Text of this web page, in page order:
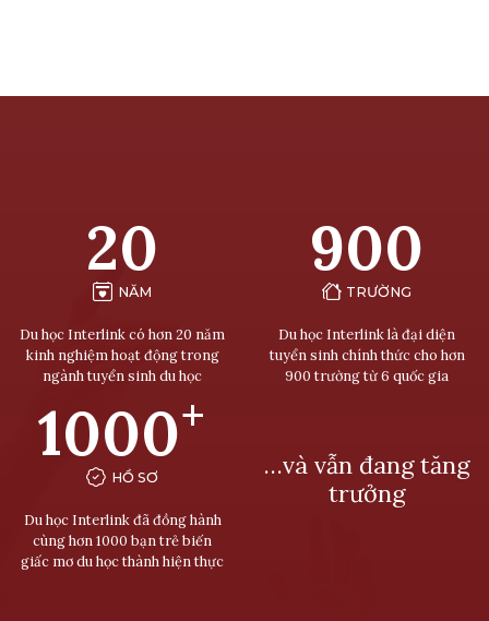
20
NĂM
Du học Interlink có hơn 20 năm
kinh nghiệm hoạt động trong
ngành tuyển sinh du học
900
TRƯỜNG
Du học Interlink là đại diện
tuyển sinh chính thức cho hơn
900 trường từ 6 quốc gia
1000+
HỒ SƠ
Du học Interlink đã đồng hành
cùng hơn 1000 bạn trẻ biến
giấc mơ du học thành hiện thực
…và vẫn đang tăng
trưởng